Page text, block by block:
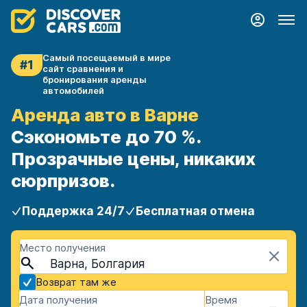
#1
Самый посещаемый в мире
сайт сравнения и
бронирования аренды
автомобилей
Аренда авто в Варне
Сэкономьте до 70 %.
Прозрачные цены, никаких
сюрпризов.
Поддержка 24/7 Бесплатная отмена
Место получения
Варна, Болгария
Возврат там же
Дата получения
Время